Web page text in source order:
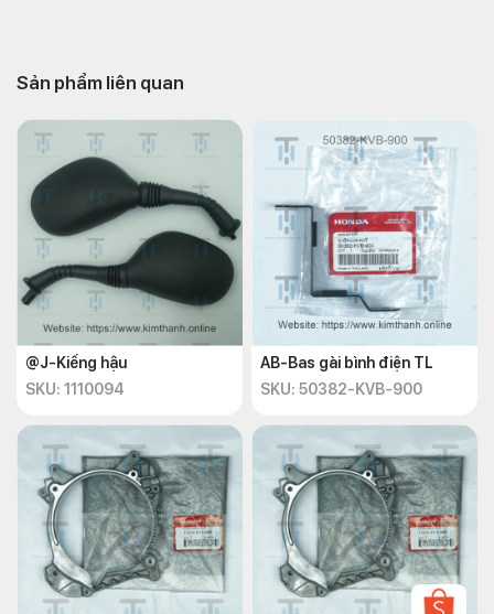
Sản phẩm liên quan
@J-Kiếng hậu
SKU: 1110094
AB-Bas gài bình điện TL
SKU: 50382-KVB-900